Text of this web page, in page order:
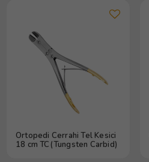
Ortopedi Cerrahi Tel Kesici
18 cm TC(Tungsten Carbid)